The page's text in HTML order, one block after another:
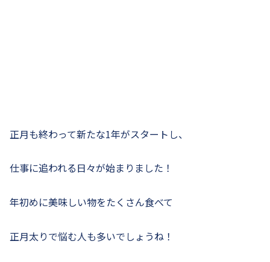
正月も終わって新たな1年がスタートし、
仕事に追われる日々が始まりました！
年初めに美味しい物をたくさん食べて
正月太りで悩む人も多いでしょうね！